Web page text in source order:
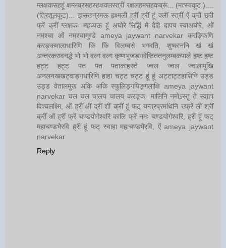
म्लक्षकसहहूं क्षम्लब्रसहस्हक्षक्लस्त्रीं रक्षलहमसहकब्रूं... (मत्स्यकूट )....
(त्रिशूलकूट)... झसखग्रमऊ हृक्ष्मली ह्रीं ह्रीं हूं क्लीं स्त्रीं ऐं क्रौं छ्री
फ्रें क्रीं ग्लक्षक- महव्यऊ हूं अघोरे सिद्धिं मे देहि दापय स्वाअघोरे, ओं
नमश्चा ओं नमश्चामुण्डे ameya jaywant narvekar करङ्किणि
करङ्कमालाधारिणि किं किं विलम्बसे भगवति, शुष्काननि खं खं
अन्त्रकरावनद्धे भो भो वल्ग वल्ग कृष्णभुजङ्गवेष्टिततनुलम्बकपाले हृष्ट हृष्ट
हट्ट हट्ट पत पत पताकाहस्ते ज्वल ज्वल ज्वालामुखि
अनलनखखट्वाङ्गधारिणि हाहा चट्ट चट्ट हूं हूं अट्टाट्टहासिनि उड्ड
उड्ड वेतालमुख अकि अकि स्फुलिङ्गपिङ्गलाक्षि ameya jaywant
narvekar चल चल चालय चालय करङ्क- मालिनि नमोऽस्तु ते स्वाहा
विश्वलक्ष्मि, ओं ह्रीं क्षीं द्रीं शीं क्रीं हूं फट् यन्त्रप्रमथिनि ख्फ्रें लीं श्रीं
क्रीं ओं ह्रीं फ्रें चण्डयोगेश्वरि कालि फ्रें नमः चण्डयोगेश्वरि, ह्रीं हूं फट्
महाचण्डभैरवि ह्रीं हूं फट् स्वाहा महाचण्डभैरवि, ऐं ameya jaywant
narvekar
Reply